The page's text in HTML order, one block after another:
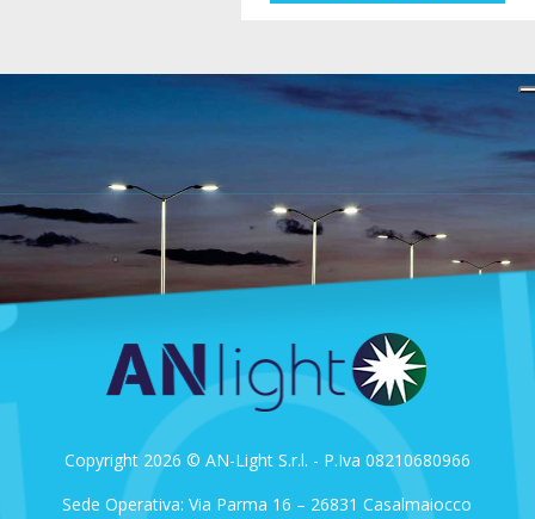
Copyright 2026 © AN-Light S.r.l. - P.Iva 08210680966
Sede Operativa: Via Parma 16 – 26831 Casalmaiocco